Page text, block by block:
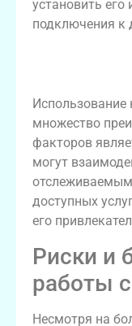
установить
подключения к
Использование
множество
факторов
могут
доступных
его
Риски и
работы
Несмотря на